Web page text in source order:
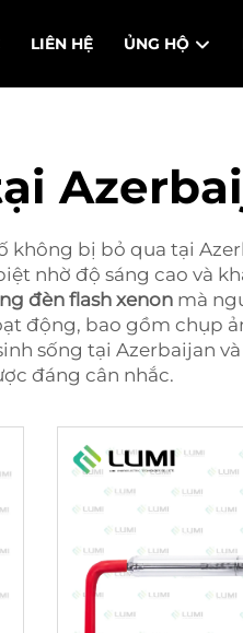
LIÊN HỆ ỦNG HỘ
không bị bỏ qua tại
nhờ độ sáng cao và
đèn flash xenon mà
động, bao gồm chụp
sống tại Azerbaijan
đáng cân nhắc.